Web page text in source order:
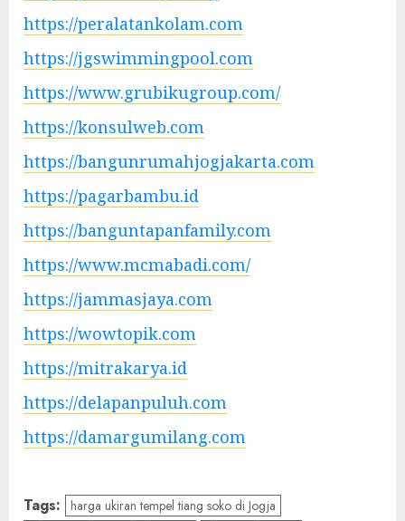
https://peralatankolam.com
https://jgswimmingpool.com
https://www.grubikugroup.com/
https://konsulweb.com
https://bangunrumahjogjakarta.com
https://pagarbambu.id
https://banguntapanfamily.com
https://www.mcmabadi.com/
https://jammasjaya.com
https://wowtopik.com
https://mitrakarya.id
https://delapanpuluh.com
https://damargumilang.com
Tags: harga ukiran tempel tiang soko di Jogja